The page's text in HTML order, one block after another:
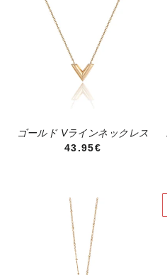
ゴールド Vラインネックレス
通常価格
43.95€